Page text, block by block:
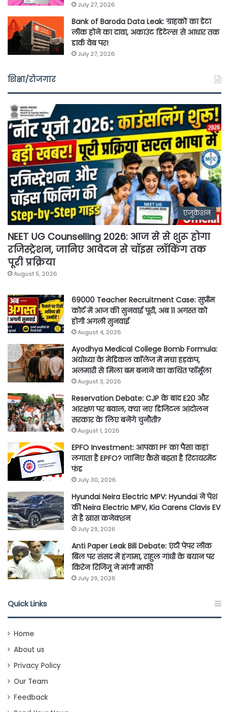
July 27, 2026
Bank of Baroda Data Leak: ग्राहकों का डेटा
लीक होने का दावा, अकाउंट डिटेल्स से आधार तक
डार्क वेब पर!
July 27, 2026
शिक्षा/रोजगार
एजुकेशन
NEET UG Counselling 2026: आज से से शुरू होगा
रजिस्ट्रेशन, जानिए आवेदन से चॉइस लॉकिंग तक
पूरी प्रक्रिया
August 5, 2026
69000 Teacher Recruitment Case: सुप्रीम
कोर्ट में आज की सुनवाई पूरी, अब 11 अगस्त को
होगी अगली सुनवाई
August 4, 2026
Ayodhya Medical College Bomb Formula:
अयोध्या के मेडिकल कॉलेज में मचा हड़कंप,
अलमारी से मिला बम बनाने का कथित फॉर्मूला
August 3, 2026
Reservation Debate: CJP के बाद E20 और
आरक्षण पर बवाल, क्या नए डिजिटल आंदोलन
सरकार के लिए बनेंगे चुनौती?
August 1, 2026
EPFO Investment: आपका PF का पैसा कहां
लगाता है EPFO? जानिए कैसे बढ़ता है रिटायरमेंट
फंड
July 30, 2026
Hyundai Neira Electric MPV: Hyundai ने पेश
की Neira Electric MPV, Kia Carens Clavis EV
से है खास कनेक्शन
July 29, 2026
Anti Paper Leak Bill Debate: एंटी पेपर लीक
बिल पर संसद में हंगामा, राहुल गांधी के बयान पर
किरेन रिजिजू ने मांगी माफी
July 29, 2026
Quick Links
Home
About us
Privacy Policy
Our Team
Feedback